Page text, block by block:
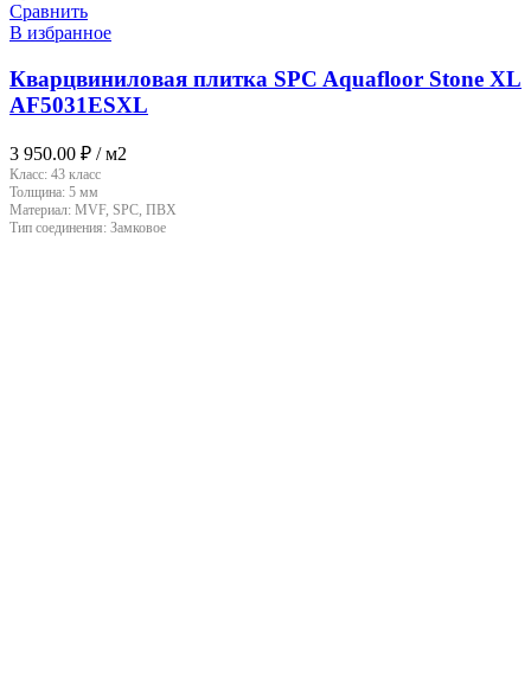
Сравнить
В избранное
Кварцвиниловая плитка SPC Aquafloor Stone XL
AF5031ESXL
3 950.00 ₽ / м2
Класс: 43 класс
Толщина: 5 мм
Материал: MVF, SPC, ПВХ
Тип соединения: Замковое